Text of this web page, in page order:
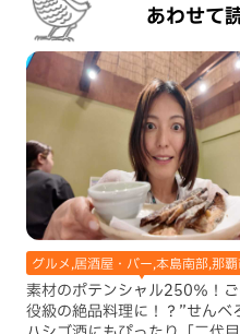
あわせて
グルメ,居酒屋・バー,本島南部,那覇
素材のポテンシャル250％！
役級の絶品料理に！？”せんべ